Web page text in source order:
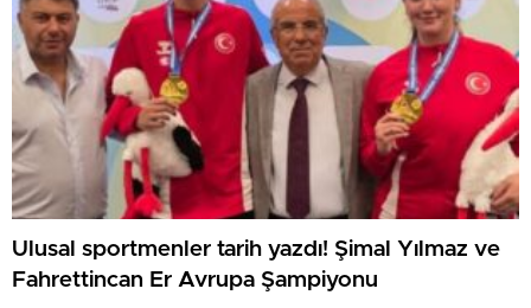
Ulusal sportmenler tarih yazdı! Şimal Yılmaz ve
Fahrettincan Er Avrupa Şampiyonu